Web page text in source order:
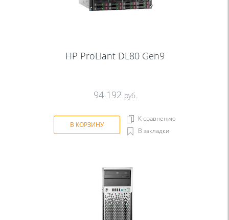
HP ProLiant DL80 Gen9
94 192 руб.
В КОРЗИНУ
К сравнению
В закладки